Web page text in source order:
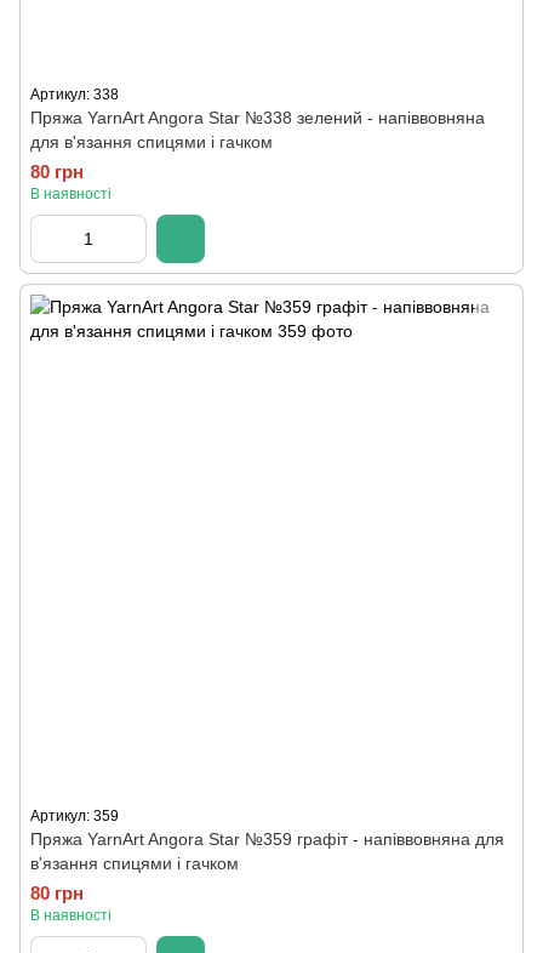
Артикул: 338
Пряжа YarnArt Angora Star №338 зелений - напіввовняна
для в'язання спицями і гачком
80 грн
В наявності
Артикул: 359
Пряжа YarnArt Angora Star №359 графіт - напіввовняна для
в'язання спицями і гачком
80 грн
В наявності